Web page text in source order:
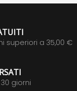
superiori a 35,00 €
giorni